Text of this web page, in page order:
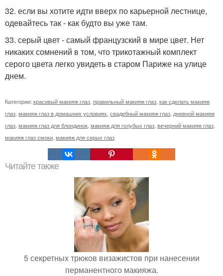
32. если вы хотите идти вверх по карьерной лестнице,
одевайтесь так - как будто вы уже там.
33. серый цвет - самый французский в мире цвет. Нет
никаких сомнений в том, что трикотажный комплект
серого цвета легко увидеть в старом Париже на улице
днем.
Категории: красивый макияж глаз правильный макияж глаз как сделать макияж
глаз макияж глаз в домашних условиях свадебный макияж глаз дневной макияж
глаз макияж глаз для блондинок макияж для голубых глаз вечерний макияж глаз
макияж глаз смоки макияж для серых глаз
Читайте также
5 секретных трюков визажистов при нанесении
перманентного макияжа.